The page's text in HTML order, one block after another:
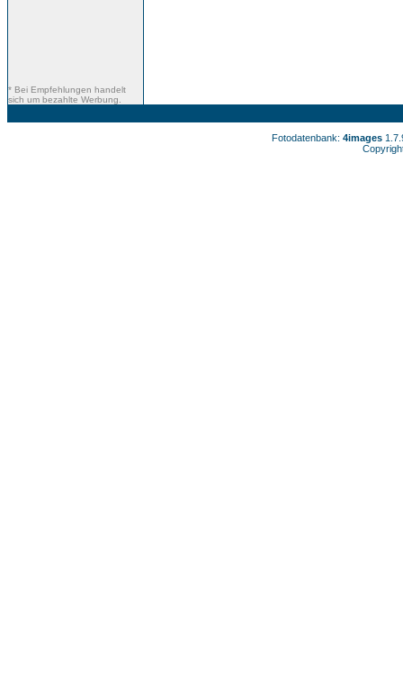
* Bei Empfehlungen handelt
sich um bezahlte Werbung.
Fotodatenbank: 4images